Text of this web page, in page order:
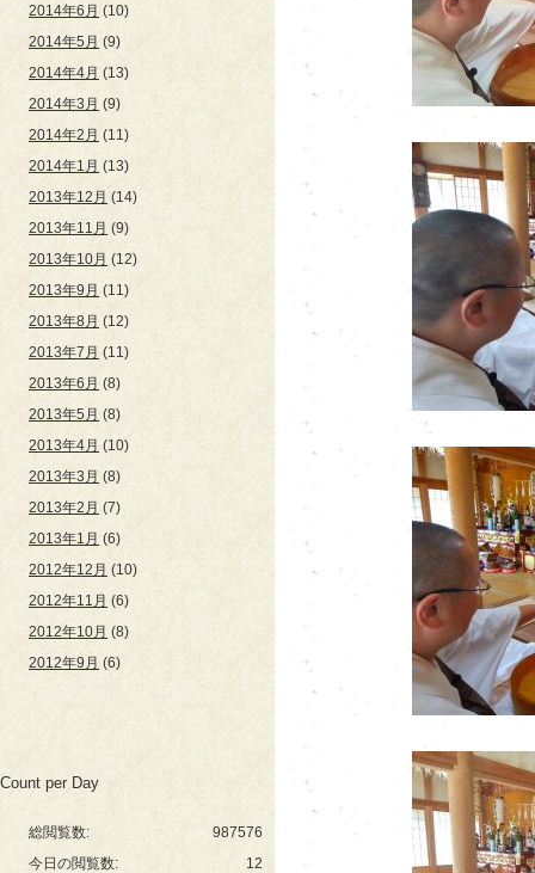
2014年6月 (10)
2014年5月 (9)
2014年4月 (13)
2014年3月 (9)
2014年2月 (11)
2014年1月 (13)
2013年12月 (14)
2013年11月 (9)
2013年10月 (12)
2013年9月 (11)
2013年8月 (12)
2013年7月 (11)
2013年6月 (8)
2013年5月 (8)
2013年4月 (10)
2013年3月 (8)
2013年2月 (7)
2013年1月 (6)
2012年12月 (10)
2012年11月 (6)
2012年10月 (8)
2012年9月 (6)
Count per Day
987576
総閲覧数:
12
今日の閲覧数: